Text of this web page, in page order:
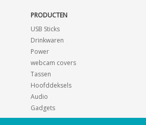
PRODUCTEN
USB Sticks
Drinkwaren
Power
webcam covers
Tassen
Hoofddeksels
Audio
Gadgets